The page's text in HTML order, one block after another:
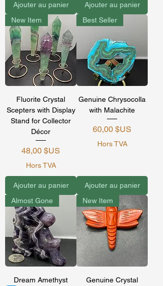
Ajouter au panier
Ajouter au panier
New Item
Fluorite Crystal
Scepters with Display
Stand for Collector
Décor
Prix
48,00 $US
Hors TVA
Ajouter au panier
Best Seller
Genuine Chrysocolla
with Malachite
Prix
60,00 $US
Hors TVA
Ajouter au panier
Almost Gone
Dream Amethyst
New Item
Genuine Crystal